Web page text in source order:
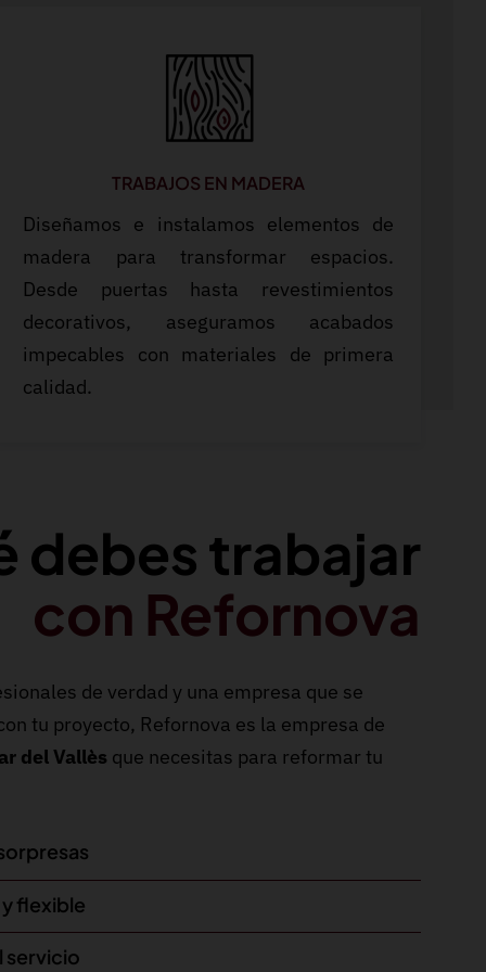
TRABAJOS EN MADERA
Diseñamos e instalamos elementos de
madera para transformar espacios.
Desde puertas hasta revestimientos
decorativos, aseguramos acabados
impecables con materiales de primera
calidad.
debes trabajar
con Refornova
de verdad y una empresa que se
tu proyecto, Refornova es la empresa de
del Vallès que necesitas para reformar tu
flexible
servicio